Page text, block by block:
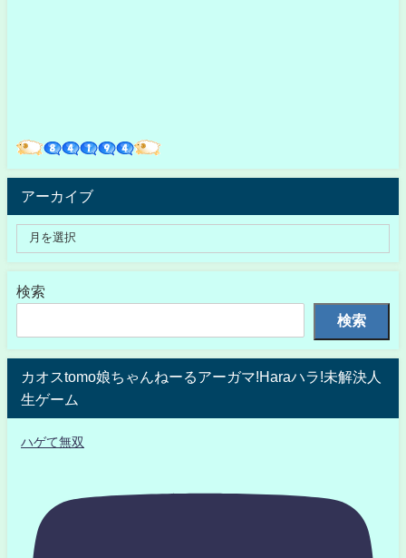
アーカイブ
検索
検索
カオスtomo娘ちゃんねーるアーガマ!Haraハラ!未解決人
生ゲーム
ハゲて無双